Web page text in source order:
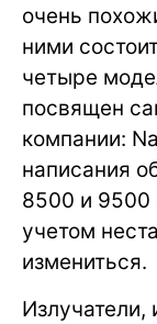
очень
ними
четыре
посвящен
компании:
написания
8500 и 9500
учетом
измениться.